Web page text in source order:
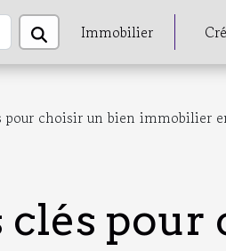
Immobilier
pour choisir un bien immobilier
clés